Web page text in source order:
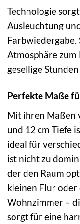
Technologie
Ausleuchtung
Farbwiedergabe.
Atmosphäre
gesellige
Perfekte Maße
Mit ihren Maßen
und 12 cm Tiefe
ideal für
ist nicht zu
der den Raum
kleinen Flur oder
Wohnzimmer –
sorgt für eine